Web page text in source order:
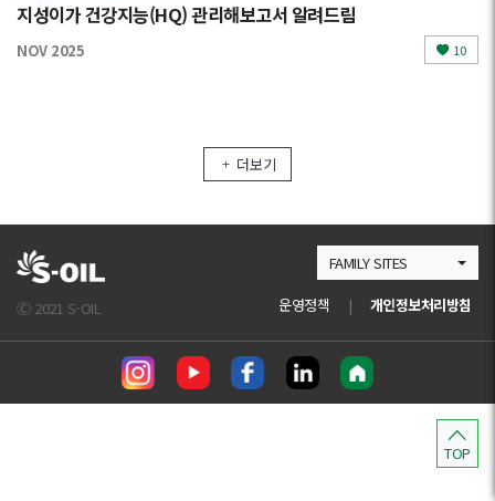
지성이가 건강지능(HQ) 관리해보고서 알려드림
NOV 2025 10
더보기
FAMILY SITES
Ⓒ 2021 S-OIL 운영정책 | 개인정보처리방침
TOP